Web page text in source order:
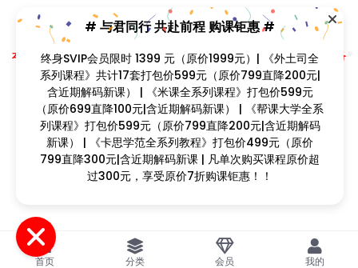
❅
❅ ❅
❅
❅
❅
❅
Copyright © 2023
- All rights reserved
本站支持课程资源互换，优质课程资源互换请联系微信在线客服：zkcw598 (备
注：课程互换)
闽ICP备2022077749号
首页 分类 会员 我的
# 与君同行 共赴前程 购课钜惠 #
终身SVIP会员限时 1399 元（原价1999元）| 《外土司全
系列课程》共计17套打包价599元（原价799直降200元|
含近期解码新课） | 《米课全系列课程》打包价599元
（原价699直降100元|含近期解码新课） | 《帮课大学全系
列课程》打包价599元（原价799直降200元|含近期解码
新课） | 《卡思学范全系列教程》打包价499元（原价
799直降300元|含近期解码新课 | 凡单次购买课程原价超
过300元，享受原价7折购课钜惠！！